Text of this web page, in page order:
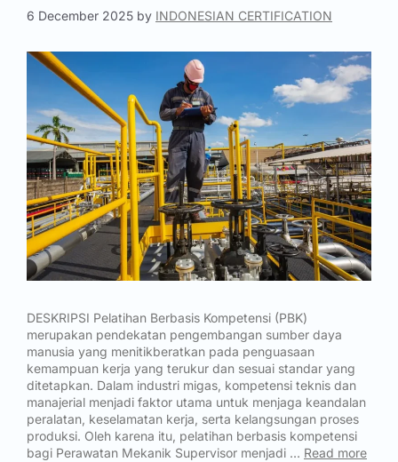
6 December 2025 by INDONESIAN CERTIFICATION
DESKRIPSI Pelatihan Berbasis Kompetensi (PBK)
merupakan pendekatan pengembangan sumber daya
manusia yang menitikberatkan pada penguasaan
kemampuan kerja yang terukur dan sesuai standar yang
ditetapkan. Dalam industri migas, kompetensi teknis dan
manajerial menjadi faktor utama untuk menjaga keandalan
peralatan, keselamatan kerja, serta kelangsungan proses
produksi. Oleh karena itu, pelatihan berbasis kompetensi
bagi Perawatan Mekanik Supervisor menjadi … Read more